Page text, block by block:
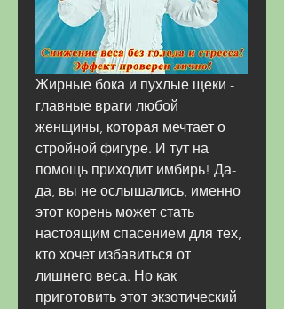
Жирные бока и пухлые щеки -
главные враги любой
женщины, которая мечтает о
стройной фигуре. И тут на
помощь приходит имбирь! Да-
да, вы не ослышались, именно
этот корень может стать
настоящим спасением для тех,
кто хочет избавиться от
лишнего веса. Но как
приготовить этот экзотический